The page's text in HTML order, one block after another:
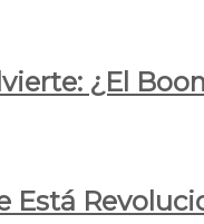
¿El
Está